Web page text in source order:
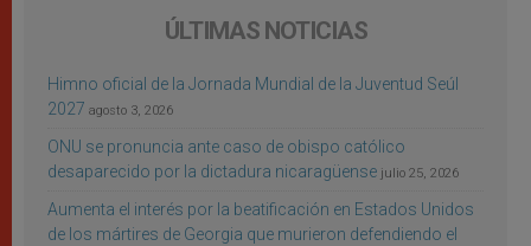
ÚLTIMAS NOTICIAS
Himno oficial de la Jornada Mundial de la Juventud Seúl
2027 agosto 3, 2026
ONU se pronuncia ante caso de obispo católico
desaparecido por la dictadura nicaragüense julio 25, 2026
Aumenta el interés por la beatificación en Estados Unidos
de los mártires de Georgia que murieron defendiendo el